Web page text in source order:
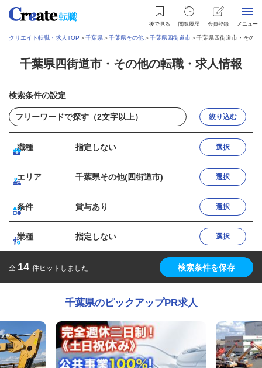
後で見る 閲覧履歴 会員登録 メニュー
クリエイト転職・求人TOP ＞千葉県＞千葉県その他＞千葉県四街道市＞千葉県四街道市・その
千葉県四街道市・その他の転職・求人情報
検索条件の設定
絞り込む
職種 指定しない 選択
エリア 千葉県その他(四街道市) 選択
条件 賞与あり 選択
業種 指定しない 選択
全 14 件ヒットしました 検索条件を保存
千葉県のピックアップPR求人